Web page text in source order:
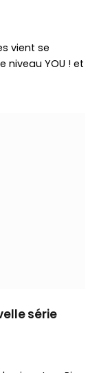
vient se
YOU ! et
série